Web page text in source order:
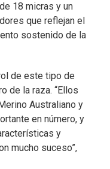
18 micras y un
que reflejan el
sostenido de la
de este tipo de
de la raza. “Ellos
Australiano y
en número, y
y
mucho suceso”,